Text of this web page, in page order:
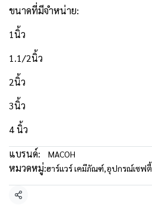
ขนาดที่มีจำหน่าย:
1นิ้ว
1.1/2นิ้ว
2นิ้ว
3นิ้ว
4 นิ้ว
แบรนด์:
MACOH
หมวดหมู่:ฮาร์แวร์ เคมีภัณฑ์,อุปกรณ์เซฟตี้
แชร์